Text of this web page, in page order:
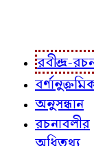
রবীন্দ্র-
অনুসন্ধান
রচনাবলীর
অধিতথ্য